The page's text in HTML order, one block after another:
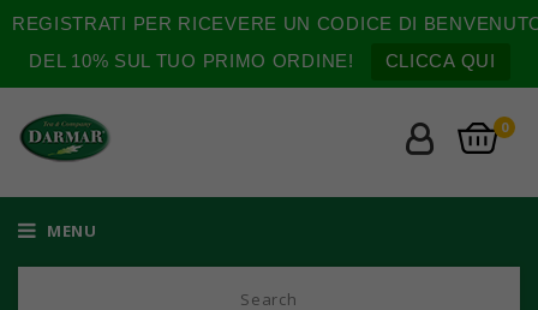
REGISTRATI PER RICEVERE UN CODICE DI
DEL 10% SUL TUO PRIMO ORDINE!
CLICCA QUI
0
MENU
Search